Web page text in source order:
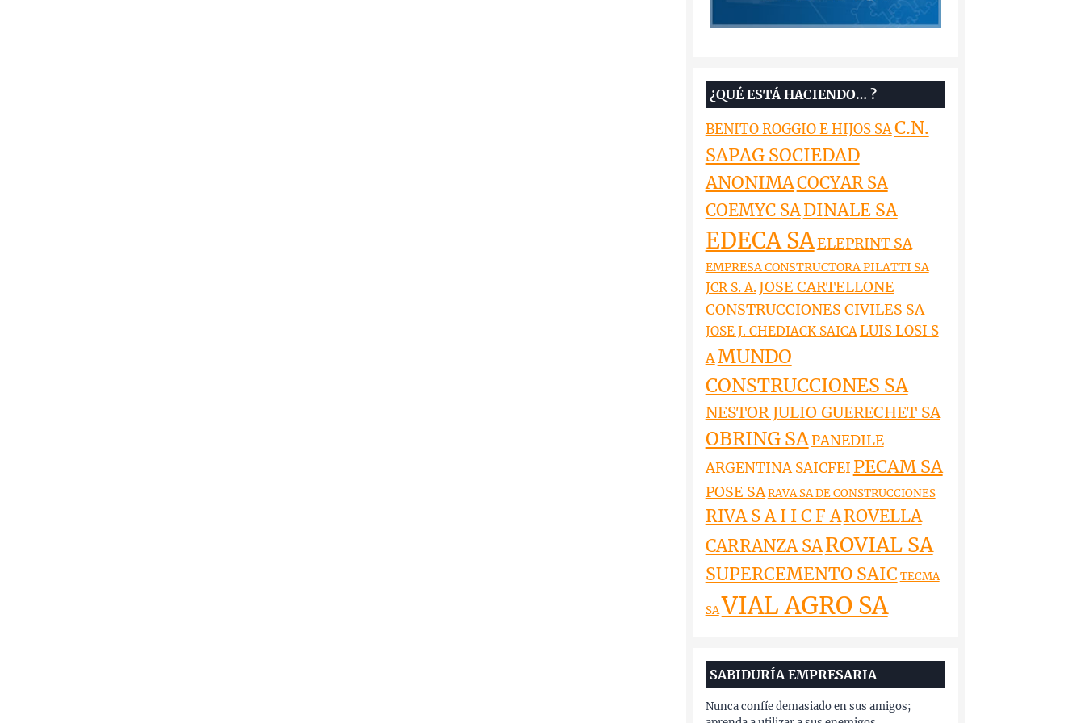
¿QUÉ ESTÁ HACIENDO… ?
BENITO ROGGIO E HIJOS SAC.N.
SAPAG SOCIEDAD
ANONIMACOCYAR SA
COEMYC SADINALE SA
EDECA SAELEPRINT SA
EMPRESA CONSTRUCTORA PILATTI SA
JCR S. A.JOSE CARTELLONE
CONSTRUCCIONES CIVILES SA
JOSE J. CHEDIACK SAICALUIS LOSI S
AMUNDO
CONSTRUCCIONES SA
NESTOR JULIO GUERECHET SA
OBRING SAPANEDILE
ARGENTINA SAICFEI PECAM SA
POSE SARAVA SA DE CONSTRUCCIONES
RIVA S A I I C F AROVELLA
CARRANZA SAROVIAL SA
SUPERCEMENTO SAIC TECMA
SAVIAL AGRO SA
SABIDURÍA EMPRESARIA
Nunca confíe demasiado en sus amigos;